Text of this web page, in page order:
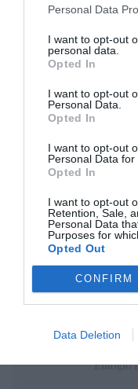
Personal Data
I want to opt-out
personal data.
Opted In
I want to opt-out
Personal Data.
Opted In
I want to opt-out
Personal Data for
Opted In
I want to opt-out
Retention, Sale,
Personal Data
Purposes for
Opted Out
CONFIRM
Data Deletion
por Eulogio López
Isabel Pantoja
Hacienda por
sigue
Eulogio López
El
Eulogio